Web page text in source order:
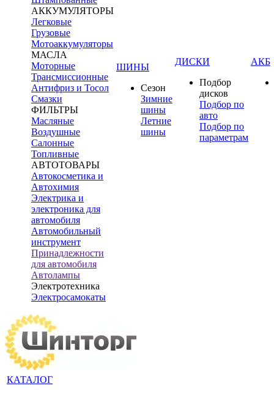
АККУМУЛЯТОРЫ
Легковые
Грузовые
Мотоаккумуляторы
МАСЛА
Моторные
Трансмиссионные
Антифриз и Тосол
Смазки
ФИЛЬТРЫ
Масляные
Воздушные
Салонные
Топливные
АВТОТОВАРЫ
Автокосметика и
Автохимия
Электрика и
электроника для
автомобиля
Автомобильный
инструмент
Принадлежности
для автомобиля
Автолампы
Электротехника
Электросамокаты
ШИНЫ
Сезон
Зимние
шины
Летние
шины
ДИСКИ
Подбор
дисков
Подбор по
авто
Подбор по
параметрам
АКБ
КАТАЛОГ